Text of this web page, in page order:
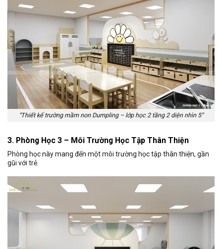
“Thiết kế trường mầm non Dumpling – lớp học 2 tầng 2 diện nhìn 5”
3. Phòng Học 3 – Môi Trường Học Tập Thân Thiện
Phòng học này mang đến một môi trường học tập thân thiện, gần
gũi với trẻ.